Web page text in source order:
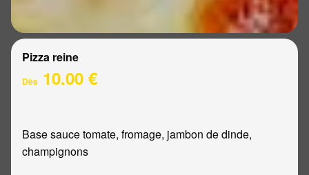
Pizza reine
Dès 10.00 €
Base sauce tomate, fromage, jambon de dinde,
champignons